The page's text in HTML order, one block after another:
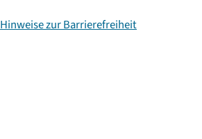
Hinweise zur Barrierefreiheit